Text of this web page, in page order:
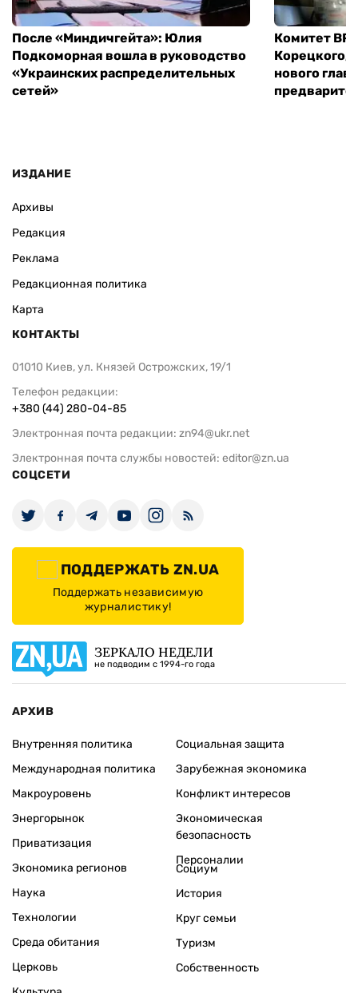
После «Миндичгейта»: Юлия
Подкоморная вошла в руководство
«Украинских распределительных
сетей»
Комитет ВР
Корецкого,
нового
ИЗДАНИЕ
Архивы
Редакция
Реклама
Редакционная политика
Карта
КОНТАКТЫ
01010 Киев, ул. Князей Острожских, 19/1
Телефон редакции:
+380 (44) 280-04-85
Электронная почта редакции: zn94@ukr.net
Электронная почта службы новостей: editor@zn.ua
СОЦСЕТИ
ПОДДЕРЖАТЬ ZN.UA
Поддержать независимую
журналистику!
ЗЕРКАЛО НЕДЕЛИ
не подводим с 1994-го года
АРХИВ
Внутренняя политика
Международная политика
Макроуровень
Энергорынок
Приватизация
Экономика регионов
Социальная защита
Зарубежная экономика
Конфликт интересов
Экономическая
безопасность
Персоналии
Наука
Технологии
Среда обитания
Церковь
Социум
История
Круг семьи
Туризм
Собственность